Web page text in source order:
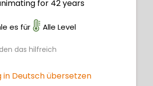
for 42 years
es für Alle Level
das hilfreich
in Deutsch übersetzen